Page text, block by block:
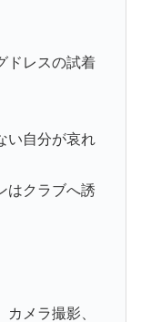
ドレスの試着
い自分が哀れ
はクラブへ誘
メラ撮影、